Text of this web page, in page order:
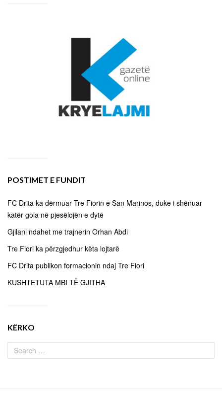
POSTIMET E FUNDIT
FC Drita ka dërmuar Tre Fiorin e San Marinos, duke i shënuar
katër gola në pjesëlojën e dytë
Gjilani ndahet me trajnerin Orhan Abdi
Tre Fiori ka përzgjedhur këta lojtarë
FC Drita publikon formacionin ndaj Tre Fiori
KUSHTETUTA MBI TË GJITHA
KËRKO